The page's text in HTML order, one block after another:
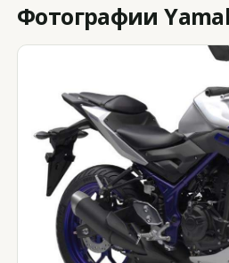
Фотографии